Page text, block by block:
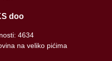
doo
4634
na veliko pićima